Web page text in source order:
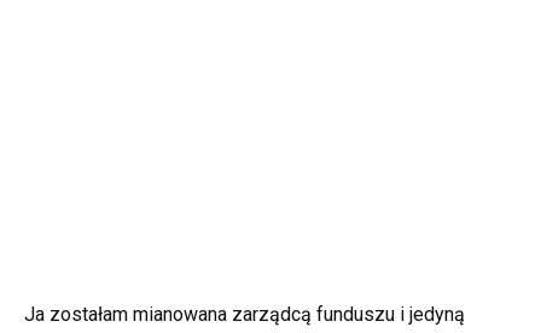
Ja zostałam mianowana zarządcą funduszu i jedyną